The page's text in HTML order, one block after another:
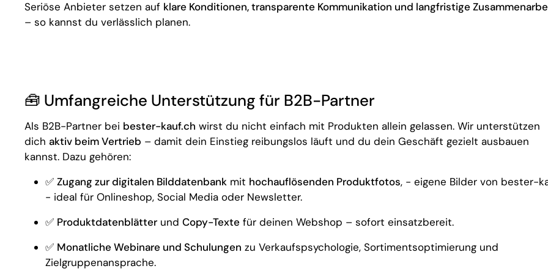
Seriöse Anbieter setzen auf klare Konditionen, transparente Kommunikation und langfristige
– so kannst du verlässlich planen.
🧰 Umfangreiche Unterstützung für B2B-Partner
Als B2B-Partner bei bester-kauf.ch wirst du nicht einfach mit Produkten allein gelassen. Wir unterstützen
dich aktiv beim Vertrieb – damit dein Einstieg reibungslos läuft und du dein Geschäft gezielt ausbauen
kannst. Dazu gehören:
✅ Zugang zur digitalen Bilddatenbank mit hochauflösenden Produktfotos, - eigene Bilder von bester-
- ideal für Onlineshop, Social Media oder Newsletter.
✅ Produktdatenblätter und Copy-Texte für deinen Webshop – sofort einsatzbereit.
✅ Monatliche Webinare und Schulungen zu Verkaufspsychologie, Sortimentsoptimierung und
Zielgruppenansprache.